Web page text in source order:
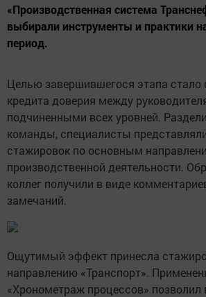
«Производственная система
выбирали инструменты и практики
период.
Целью завершившегося этапа
кредита доверия между
подчиненными всех уровней.
команды, специалисты
стажировок по основным
производственной деятельности.
коллег получили в виде
замечаний.
Ощутимый эффект принесла
направлению «Транспорт».
«Хронометраж процессов» позволил